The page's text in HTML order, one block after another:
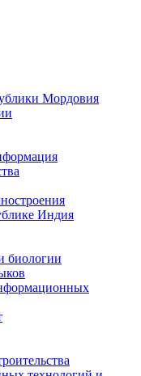
Мордовия
Индия
биологии